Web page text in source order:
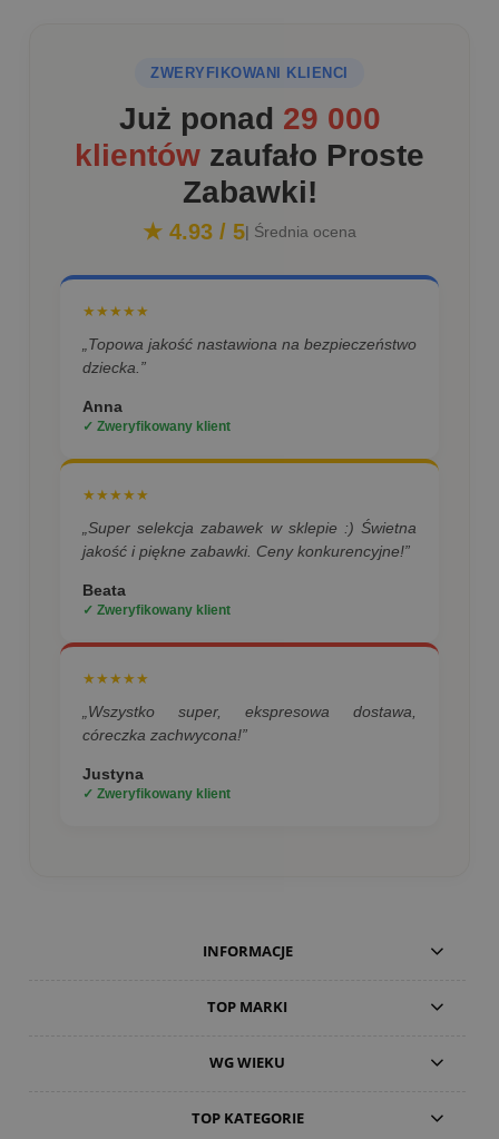
ZWERYFIKOWANI KLIENCI
Już ponad 29 000
klientów zaufało Proste
Zabawki!
★ 4.93 / 5| Średnia ocena
★★★★★
„Topowa jakość nastawiona na bezpieczeństwo
dziecka.”
Anna
✓ Zweryfikowany klient
★★★★★
„Super selekcja zabawek w sklepie :) Świetna
jakość i piękne zabawki. Ceny konkurencyjne!”
Beata
✓ Zweryfikowany klient
★★★★★
„Wszystko super, ekspresowa dostawa,
córeczka zachwycona!”
Justyna
✓ Zweryfikowany klient
INFORMACJE
TOP MARKI
WG WIEKU
TOP KATEGORIE